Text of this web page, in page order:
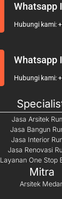
Whatsapp I
Hubungi kami:
Whatsapp
Hubungi kami:
Jasa Arsitek
Jasa Bangun
Jasa Interior
Jasa Renovasi
Layanan One Stop
Mitra
Arsitek